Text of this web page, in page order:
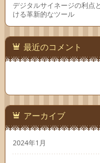
デジタルサイネージの利点
ける革新的なツール
最近のコメント
アーカイブ
2024年1月